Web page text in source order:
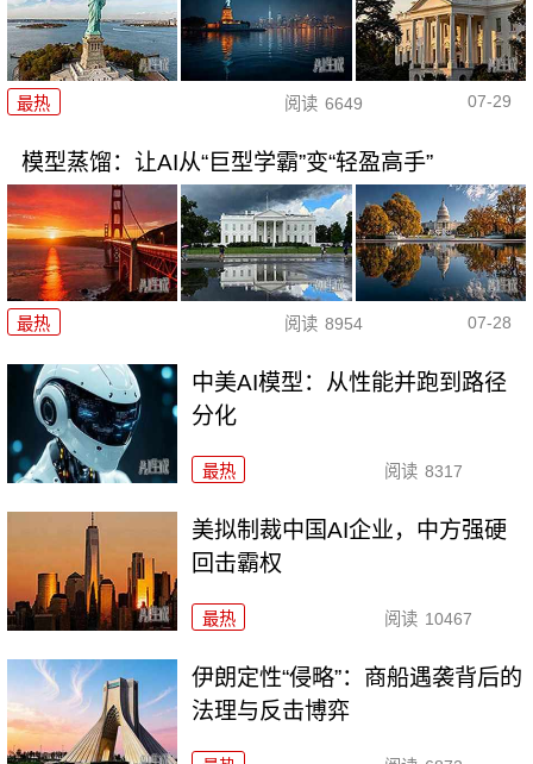
最热 阅读 6649 07-29
模型蒸馏：让AI从“巨型学霸”变“轻盈高手”
最热 阅读 8954 07-28
中美AI模型：从性能并跑到路径
分化
最热 阅读 8317
美拟制裁中国AI企业，中方强硬
回击霸权
最热 阅读 10467
伊朗定性“侵略”：商船遇袭背后的
法理与反击博弈